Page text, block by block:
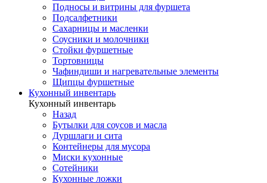
Подносы и витрины для фуршета
Подсалфетники
Сахарницы и масленки
Соусники и молочники
Стойки фуршетные
Тортовницы
Чафиндиши и нагревательные элементы
Щипцы фуршетные
Кухонный инвентарь
Кухонный инвентарь
Назад
Бутылки для соусов и масла
Дуршлаги и сита
Контейнеры для мусора
Миски кухонные
Сотейники
Кухонные ложки